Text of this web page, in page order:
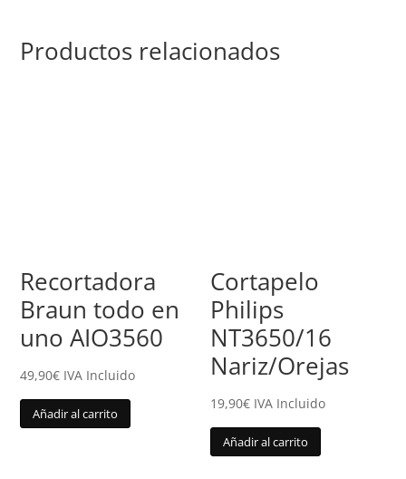
Productos relacionados
Recortadora
Braun todo en
uno AIO3560
49,90€ IVA Incluido
Añadir al carrito
Cortapelo
Philips
NT3650/16
Nariz/Orejas
19,90€ IVA Incluido
Añadir al carrito